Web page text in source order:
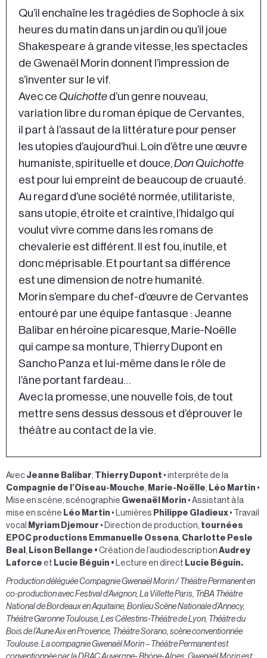
Qu’il enchaîne les tragédies de Sophocle à six
heures du matin dans un jardin ou qu’il joue
Shakespeare à grande vitesse, les spectacles
de Gwenaël Morin donnent l’impression de
s’inventer sur le vif.
Avec ce Quichotte d’un genre nouveau,
variation libre du roman épique de Cervantes,
il part à l’assaut de la littérature pour penser
les utopies d’aujourd’hui. Loin d’être une œuvre
humaniste, spirituelle et douce,Don Quichotte
est pour lui empreint de beaucoup de cruauté.
Au regard d’une société normée, utilitariste,
sans utopie, étroite et craintive, l’hidalgo qui
voulut vivre comme dans les romans de
chevalerie est différent. Il est fou, inutile, et
donc méprisable. Et pourtant sa différence
est une dimension de notre humanité.
Morin s’empare du chef-d’œuvre de Cervantes
entouré par une équipe fantasque : Jeanne
Balibar en héroïne picaresque, Marie-Noëlle
qui campe sa monture, Thierry Dupont en
Sancho Panza et lui-même dans le rôle de
l’âne portant fardeau…
Avec la promesse, une nouvelle fois, de tout
mettre sens dessus dessous et d’éprouver le
théâtre au contact de la vie.
Avec Jeanne Balibar, Thierry Dupont • interprète de la
Compagnie de l’Oiseau-Mouche, Marie-Noëlle, Léo Martin •
Mise en scène, scénographie Gwenaël Morin • Assistant à la
mise en scène Léo Martin • Lumières Philippe Gladieux • Travail
vocal Myriam Djemour • Direction de production, tournées
EPOC productions Emmanuelle Ossena, Charlotte Pesle
Beal , Lison Bellange • Création de l’audiodescription Audrey
Laforce et Lucie Béguin • Lecture en direct Lucie Béguin.
Production déléguée Compagnie Gwenaël Morin / Théâtre Permanent en
co-production avec Festival d’Avignon, La Villette Paris, TnBA Théâtre
National de Bordeaux en Aquitaine, Bonlieu Scène Nationale d’Annecy,
Théâtre Garonne Toulouse, Les Célestins-Théâtre de Lyon, Théâtre du
Bois de l’Aune Aix en Provence, Théâtre Sorano, scène conventionnée
Toulouse. La compagnie Gwenaël Morin – Théâtre Permanent est